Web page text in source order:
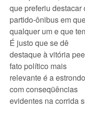
que preferiu
partido-ônibus em
qualquer um e que
É justo que se dê
destaque à vitória
fato político mais
relevante é a
com conseqüências
evidentes na corrida